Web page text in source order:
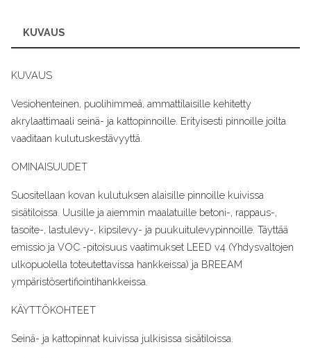
KUVAUS
KUVAUS
Vesiohenteinen, puolihimmeä, ammattilaisille kehitetty
akrylaattimaali seinä- ja kattopinnoille. Erityisesti pinnoille joilta
vaaditaan kulutuskestävyyttä.
OMINAISUUDET
Suositellaan kovan kulutuksen alaisille pinnoille kuivissa
sisätiloissa. Uusille ja aiemmin maalatuille betoni-, rappaus-,
tasoite-, lastulevy-, kipsilevy- ja puukuitulevypinnoille. Täyttää
emissio ja VOC -pitoisuus vaatimukset LEED v4 (Yhdysvaltojen
ulkopuolella toteutettavissa hankkeissa) ja BREEAM
ympäristösertifiointihankkeissa.
KÄYTTÖKOHTEET
Seinä- ja kattopinnat kuivissa julkisissa sisätiloissa.